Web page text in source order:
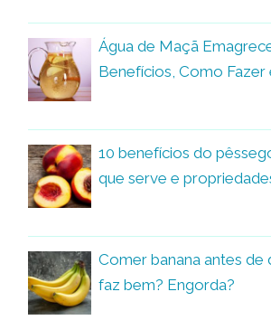
Água de Maçã
Benefícios, Como Fazer
10 benefícios do
que serve e
Comer banana antes de
faz bem? Engorda?